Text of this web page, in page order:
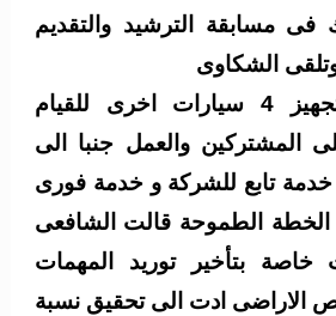
فى مسابقة الترشيد والتقديم
الشكاوى
وقالت انه يتم تجهيز 4 سيارات اخرى للقيام
المشتركين والعمل جنبا الى
مركز خدمة تابع للشركة و خدمة فورى
الطموحة قالت الشافعى
خاصة بتأخير توريد المهمات
الاراضى ادت الى تحقيق نسبة